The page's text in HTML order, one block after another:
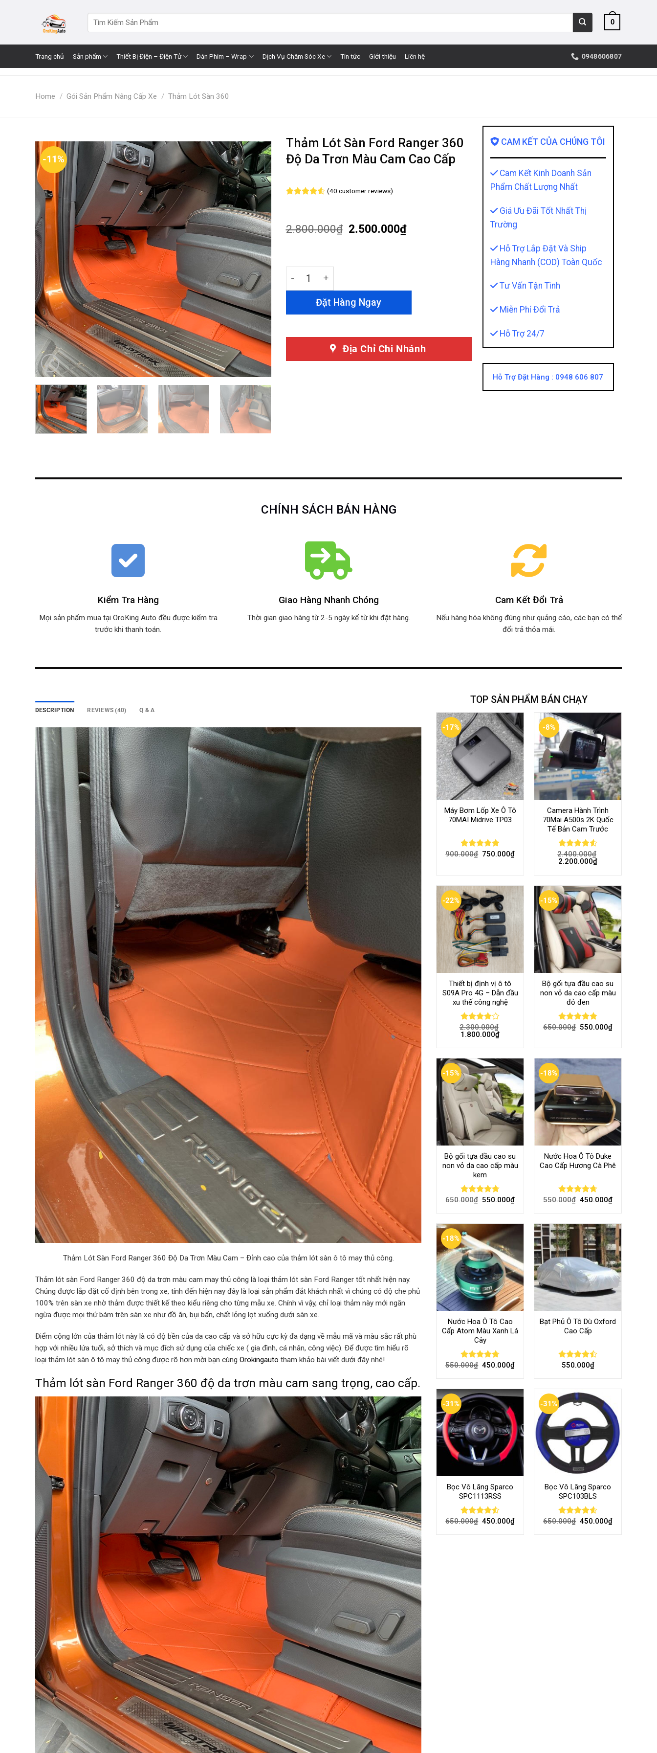
for:
0
Trang chủ Sản phẩm Thiết Bị Điện – Điện Tử Dán Phim – Wrap Dịch Vụ Chăm Sóc Xe Tin tức Giới thiệu Liên hệ 0948606807
Home / Gói Sản Phẩm Nâng Cấp Xe / Thảm Lót Sàn 360
-11%
Thảm Lót Sàn Ford Ranger 360
Độ Da Trơn Màu Cam Cao Cấp
customer
ratings
(40 customer reviews)
2.800.000₫ 2.500.000₫
Thảm Lót Sàn Ford Ranger 360 Độ Da Trơn Màu Cam Cao Cấp quantity
Đặt Hàng Ngay
Địa Chỉ Chi Nhánh
CAM KẾT CỦA CHÚNG TÔI
Cam Kết Kinh Doanh Sản
Phẩm Chất Lượng Nhất
Giá Ưu Đãi Tốt Nhất Thị
Trường
Hỗ Trợ Lắp Đặt Và Ship
Hàng Nhanh (COD) Toàn Quốc
Tư Vấn Tận Tình
Miễn Phí Đổi Trả
Hỗ Trợ 24/7
Hỗ Trợ Đặt Hàng : 0948 606 807
CHÍNH SÁCH BÁN HÀNG
Kiểm Tra Hàng
Mọi sản phẩm mua tại OroKing Auto đều được kiểm tra
trước khi thanh toán.
Giao Hàng Nhanh Chóng
Thời gian giao hàng từ 2-5 ngày kể từ khi đặt hàng.
Cam Kết Đổi Trả
Nếu hàng hóa không đúng như quảng cáo, các bạn có thể
đổi trả thỏa mái.
DESCRIPTION REVIEWS (40) Q & A
Thảm Lót Sàn Ford Ranger 360 Độ Da Trơn Màu Cam – Đỉnh cao của thảm lót sàn ô tô may thủ công.
Thảm lót sàn Ford Ranger 360 độ da trơn màu cam may thủ công là loại thảm lót sàn Ford Ranger tốt nhất hiện nay.
Chúng được lắp đặt cố định bên trong xe, tính đến hiện nay đây là loại sản phẩm đắt khách nhất vì chúng có độ che phủ
100% trên sàn xe nhờ thảm được thiết kế theo kiểu riêng cho từng mẫu xe. Chính vì vậy, chỉ loại thảm này mới ngăn
ngừa được mọi thứ bám trên sàn xe như đồ ăn, bụi bẩn, chất lỏng lọt xuống dưới sàn xe.
Điểm cộng lớn của thảm lót này là có độ bền của da cao cấp và sở hữu cực kỳ đa dạng về mẫu mã và màu sắc rất phù
hợp với nhiều lứa tuổi, sở thích và mục đích sử dụng của chiếc xe ( gia đình, cá nhân, công việc). Để được tìm hiểu rõ
loại thảm lót sàn ô tô may thủ công được rõ hơn mời bạn cùng Orokingauto tham khảo bài viết dưới đây nhé!
Thảm lót sàn Ford Ranger 360 độ da trơn màu cam sang trọng, cao cấp.
TOP SẢN PHẨM BÁN CHẠY
-17%
Máy Bơm Lốp Xe Ô Tô
70MAI Midrive TP03
Rated 5.00
900.000₫ 750.000₫
-8%
Camera Hành Trình
70Mai A500s 2K Quốc
Tế Bản Cam Trước
Rated4.56
out of 5
2.400.000₫
2.200.000₫
-22%
Thiết bị định vị ô tô
S09A Pro 4G – Dẫn đầu
xu thế công nghệ
Rated
4.00out
2.300.000₫
1.800.000₫
-15%
Bộ gối tựa đầu cao su
non vỏ da cao cấp màu
đỏ đen
Rated4.80
650.000₫ 550.000₫
-15%
Bộ gối tựa đầu cao su
non vỏ da cao cấp màu
kem
Rated4.70
650.000₫ 550.000₫
-18%
Nước Hoa Ô Tô Duke
Cao Cấp Hương Cà Phê
Rated4.70
550.000₫ 450.000₫
-18%
Nước Hoa Ô Tô Cao
Cấp Atom Màu Xanh Lá
Cây
Rated4.70
550.000₫ 450.000₫
Bạt Phủ Ô Tô Dù Oxford
Cao Cấp
Rated
550.000₫
-31%
Bọc Vô Lăng Sparco
SPC1113RSS
Rated
650.000₫ 450.000₫
-31%
Bọc Vô Lăng Sparco
SPC103BLS
Rated4.57
650.000₫ 450.000₫